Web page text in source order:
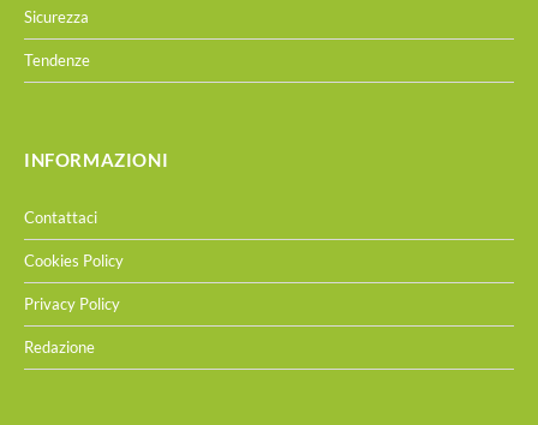
Sicurezza
Tendenze
INFORMAZIONI
Contattaci
Cookies Policy
Privacy Policy
Redazione